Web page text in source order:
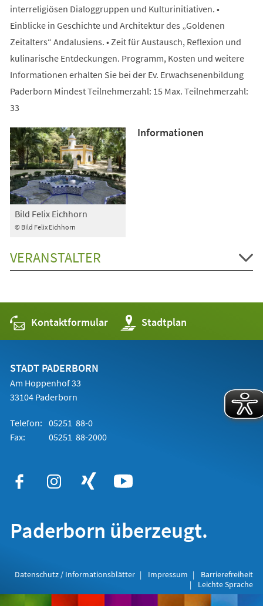
interreligiösen Dialoggruppen und Kulturinitiativen. •
Einblicke in Geschichte und Architektur des „Goldenen
Zeitalters“ Andalusiens. • Zeit für Austausch, Reflexion und
kulinarische Entdeckungen. Programm, Kosten und weitere
Informationen erhalten Sie bei der Ev. Erwachsenenbildung
Paderborn Mindest Teilnehmerzahl: 15 Max. Teilnehmerzahl:
33
© Bild Felix Eichhorn
Bild Felix Eichhorn
Informationen
VERANSTALTER
Kontaktformular Stadtplan
(Öffnet
in
einem
STADT PADERBORN
Am Hoppenhof 33
33104 Paderborn
Telefon: 05251 88-0
Fax:
05251 88-2000
Paderborn überzeugt.
Datenschutz / Informationsblätter Impressum
Barrierefreiheit
Leichte Sprache